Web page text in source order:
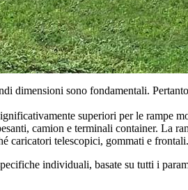
dimensioni sono fondamentali.
superiori per le rampe
camion e terminali container. La
caricatori telescopici, gommati e frontali.
individuali, basate su tutti i